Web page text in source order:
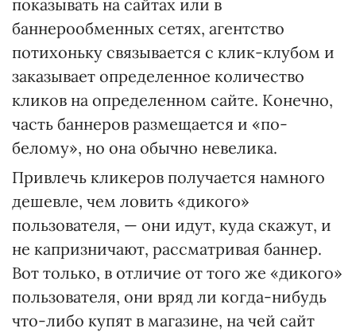
показывать на сайтах или в
баннерообменных сетях, агентство
потихоньку связывается с клик-клубом и
заказывает определенное количество
кликов на определенном сайте. Конечно,
часть баннеров размещается и «по-
белому», но она обычно невелика.
Привлечь кликеров получается намного
дешевле, чем ловить «дикого»
пользователя, — они идут, куда скажут, и
не капризничают, рассматривая баннер.
Вот только, в отличие от того же «дикого»
пользователя, они вряд ли когда-нибудь
что-либо купят в магазине, на чей сайт